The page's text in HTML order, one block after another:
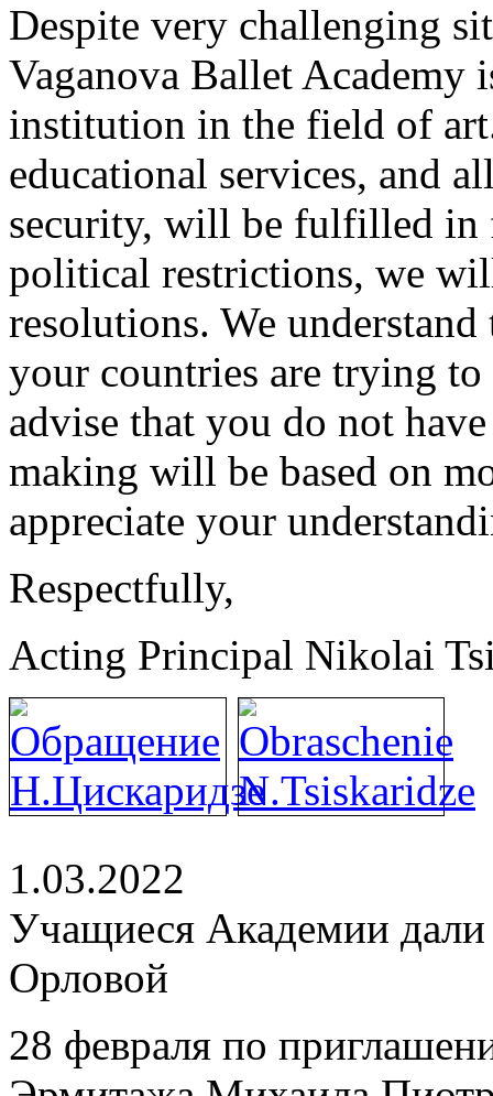
Despite very challenging
Vaganova Ballet Academy
institution in the field of
educational services, and
security, will be fulfilled in
political restrictions, we
resolutions. We
your countries are trying to
advise that you do not
making will be based on
appreciate your
Respectfully,
Acting Principal Nikolai
1.03.2022
Учащиеся Академии дали
Орловой
28 февраля по